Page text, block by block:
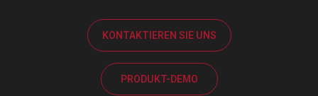
KONTAKTIEREN SIE UNS
PRODUKT-DEMO